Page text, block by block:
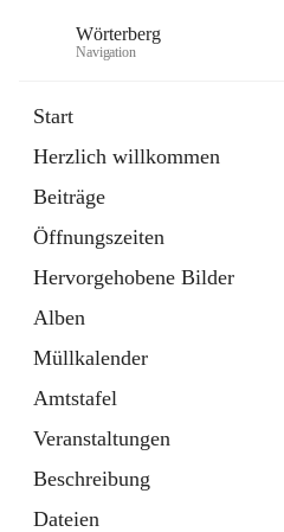
Wörterberg
Navigation
Start
Herzlich willkommen
Beiträge
Öffnungszeiten
Hervorgehobene Bilder
Alben
Müllkalender
Amtstafel
Veranstaltungen
Beschreibung
Dateien
5 Schnellzugriffe
Bürgerservice
9 Schnellzugriffe